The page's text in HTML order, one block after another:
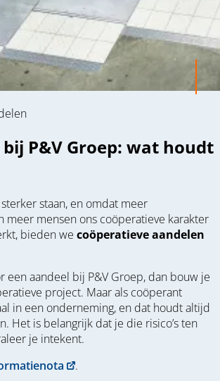
P&V Groep: wat houdt
staan, en omdat meer
meer mensen ons coöperatieve karakter
bieden we coöperatieve aandelen
een aandeel bij P&V Groep, dan bouw je
project. Maar als coöperant
in een onderneming, en dat houdt altijd
Het is belangrijk dat je die risico’s ten
je intekent.
.